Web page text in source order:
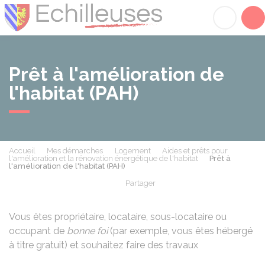
Prêt à l'amélioration de
l'habitat (PAH)
Accueil Mes démarches Logement
Aides et prêts pour
l'amélioration et la rénovation énergétique de l'habitat
Prêt à
l'amélioration de l'habitat (PAH)
Partager
Vous êtes propriétaire, locataire, sous-locataire ou
occupant de bonne foi(par exemple, vous êtes hébergé
à titre gratuit) et souhaitez faire des travaux